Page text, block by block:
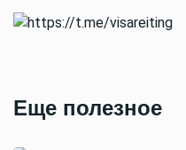
Еще полезное